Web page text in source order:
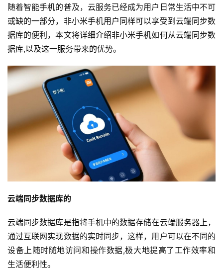
随着智能手机的普及，云服务已经成为用户日常生活中不可
或缺的一部分，非小米手机用户同样可以享受到云端同步数
据库的便利，本文将详细介绍非小米手机如何从云端同步数
据库,以及这一服务带来的优势。
云端同步数据库的
云端同步数据库是指将手机中的数据存储在云端服务器上，
通过互联网实现数据的实时同步，这样，用户可以在不同的
设备上随时随地访问和操作数据,极大地提高了工作效率和
生活便利性。